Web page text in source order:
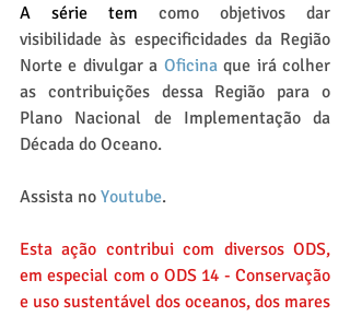
A série tem como objetivos dar
visibilidade às especificidades da Região
Norte e divulgar a Oficina que irá colher
as contribuições dessa Região para o
Plano Nacional de Implementação da
Década do Oceano.
Assista no Youtube.
Esta ação contribui com diversos ODS,
em especial com o ODS 14 - Conservação
e uso sustentável dos oceanos, dos mares